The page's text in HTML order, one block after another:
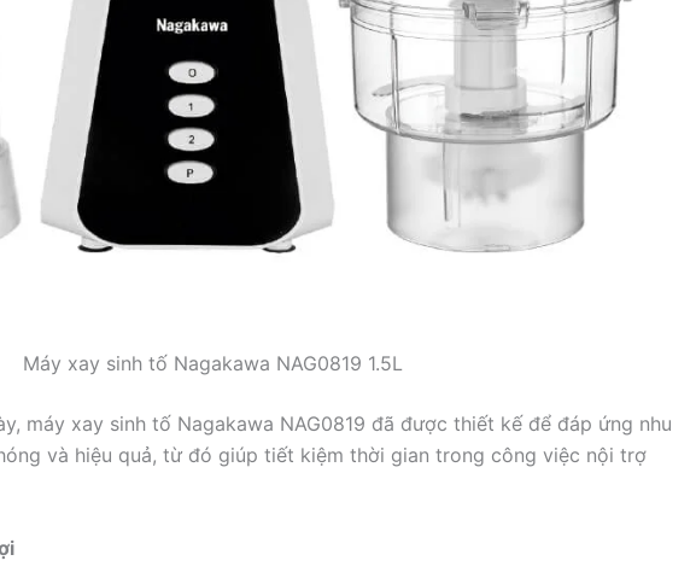
Máy xay sinh tố Nagakawa NAG0819 1.5L
máy xay sinh tố Nagakawa NAG0819 đã được thiết kế để đáp ứng nhu
và hiệu quả, từ đó giúp tiết kiệm thời gian trong công việc nội trợ